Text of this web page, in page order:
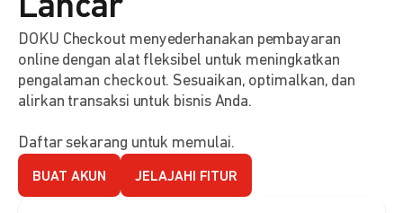
Lancar
DOKU Checkout menyederhanakan pembayaran
online dengan alat fleksibel untuk meningkatkan
pengalaman checkout. Sesuaikan, optimalkan, dan
alirkan transaksi untuk bisnis Anda.
Daftar sekarang untuk memulai.
BUAT AKUN JELAJAHI FITUR